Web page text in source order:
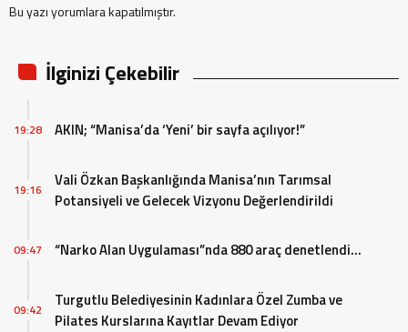
Bu yazı yorumlara kapatılmıştır.
İlginizi Çekebilir
AKIN; “Manisa’da ‘Yeni’ bir sayfa açılıyor!”
19:28
Vali Özkan Başkanlığında Manisa’nın Tarımsal
Potansiyeli ve Gelecek Vizyonu Değerlendirildi
19:16
“Narko Alan Uygulaması”nda 880 araç denetlendi…
09:47
Turgutlu Belediyesinin Kadınlara Özel Zumba ve
Pilates Kurslarına Kayıtlar Devam Ediyor
09:42